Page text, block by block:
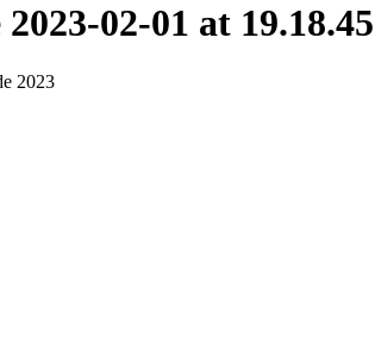
02-01 at 19.18.45
2023